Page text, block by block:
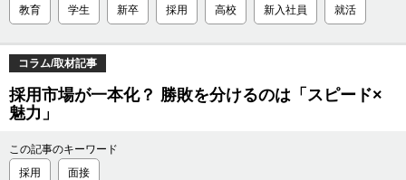
教育
学生 新卒 採用 高校 新入社員 就活
コラム/取材記事
採用市場が一本化？ 勝敗を分けるのは「スピード×
魅力」
この記事のキーワード
採用
面接